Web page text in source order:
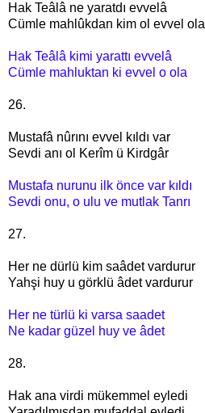
Hak Teâlâ ne yaratdı evvelâ
Cümle mahlûkdan kim ol evvel ola
Hak Teâlâ kimi yarattı evvelâ
Cümle mahluktan ki evvel o ola
26.
Mustafâ nûrını evvel kıldı var
Sevdi anı ol Kerîm ü Kirdgâr
Mustafa nurunu ilk önce var kıldı
Sevdi onu, o ulu ve mutlak Tanrı
27.
Her ne dürlü kim saâdet vardurur
Yahşi huy u görklü âdet vardurur
Her ne türlü ki varsa saadet
Ne kadar güzel huy ve âdet
28.
Hak ana virdi mükemmel eyledi